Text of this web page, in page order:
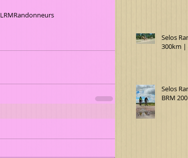
LRMRandonneurs
Selos
300km |
Selos
BRM